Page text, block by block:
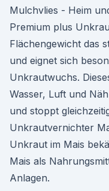
Mulchvlies - Heim
Premium plus
Flächengewicht das
und eignet sich
Unkrautwuchs.
Wasser, Luft und
und stoppt
Unkrautvernichter
Unkraut im Mais
Mais als
Anlagen.